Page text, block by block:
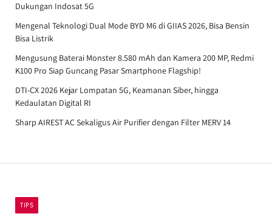
Dukungan Indosat 5G
Mengenal Teknologi Dual Mode BYD M6 di GIIAS 2026, Bisa Bensin
Bisa Listrik
Mengusung Baterai Monster 8.580 mAh dan Kamera 200 MP, Redmi
K100 Pro Siap Guncang Pasar Smartphone Flagship!
DTI-CX 2026 Kejar Lompatan 5G, Keamanan Siber, hingga
Kedaulatan Digital RI
Sharp AIREST AC Sekaligus Air Purifier dengan Filter MERV 14
TIPS